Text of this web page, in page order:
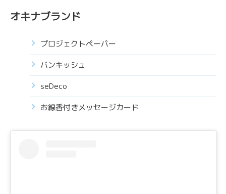
オキナブランド
プロジェクトペーパー
バンキッシュ
seDeco
お線香付きメッセージカード